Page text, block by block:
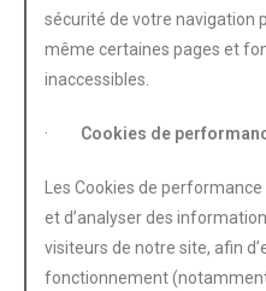
sécurité de votre navigation
même certaines pages et
inaccessibles.
· Cookies de
Les Cookies de
et d’analyser des
visiteurs de notre site, afin
fonctionnement